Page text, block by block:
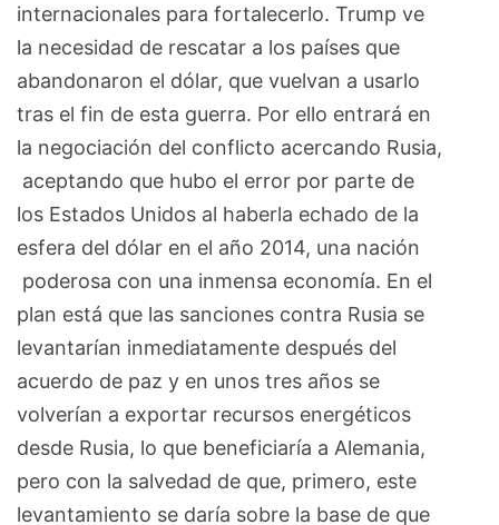
internacionales para fortalecerlo. Trump ve
la necesidad de rescatar a los países que
abandonaron el dólar, que vuelvan a usarlo
tras el fin de esta guerra. Por ello entrará en
la negociación del conflicto acercando Rusia,
aceptando que hubo el error por parte de
los Estados Unidos al haberla echado de la
esfera del dólar en el año 2014, una nación
poderosa con una inmensa economía. En el
plan está que las sanciones contra Rusia se
levantarían inmediatamente después del
acuerdo de paz y en unos tres años se
volverían a exportar recursos energéticos
desde Rusia, lo que beneficiaría a Alemania,
pero con la salvedad de que, primero, este
levantamiento se daría sobre la base de que